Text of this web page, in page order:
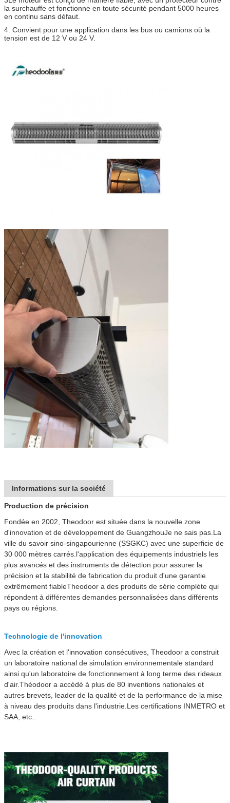
la surchauffe et fonctionne en toute sécurité pendant 5000 heures
en continu sans défaut.
4. Convient pour une application dans les bus ou camions où la
tension est de 12 V ou 24 V.
Informations sur la société
Production de précision
Fondée en 2002, Theodoor est située dans la nouvelle zone
d'innovation et de développement de GuangzhouJe ne sais pas.La
ville du savoir sino-singapourienne (SSGKC) avec une superficie de
30 000 mètres carrés.l'application des équipements industriels les
plus avancés et des instruments de détection pour assurer la
précision et la stabilité de fabrication du produit d'une garantie
extrêmement fiableTheodoor a des produits de série complète qui
répondent à différentes demandes personnalisées dans différents
pays ou régions.
Technologie de l'innovation
Avec la création et l'innovation consécutives, Theodoor a construit
un laboratoire national de simulation environnementale standard
ainsi qu'un laboratoire de fonctionnement à long terme des rideaux
d'air.Théodoor a accédé à plus de 80 inventions nationales et
autres brevets, leader de la qualité et de la performance de la mise
à niveau des produits dans l'industrie.Les certifications INMETRO et
SAA, etc..